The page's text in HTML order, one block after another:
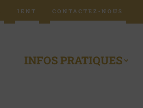
IENT CONTACTEZ-NOUS
INFOS PRATIQUES